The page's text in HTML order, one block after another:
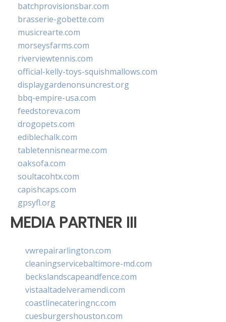
batchprovisionsbar.com
brasserie-gobette.com
musicrearte.com
morseysfarms.com
riverviewtennis.com
official-kelly-toys-squishmallows.com
displaygardenonsuncrest.org
bbq-empire-usa.com
feedstoreva.com
drogopets.com
ediblechalk.com
tabletennisnearme.com
oaksofa.com
soultacohtx.com
capishcaps.com
gpsyfl.org
MEDIA PARTNER III
vwrepairarlington.com
cleaningservicebaltimore-md.com
beckslandscapeandfence.com
vistaaltadelveramendi.com
coastlinecateringnc.com
cuesburgershouston.com